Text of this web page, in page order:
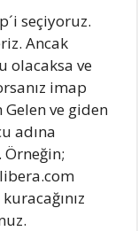
seçiyoruz.
Ancak
olacaksa ve
imap
ve giden
adına